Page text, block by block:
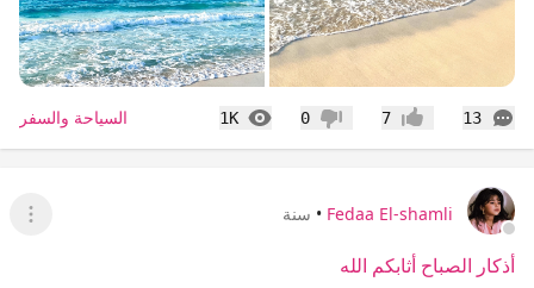
13
التعليقات إعجاب 7 عدم إعجاب
0
1K
المشاهدات السياحة والسفر
Fedaa El-shamli
• سنة
عرض
أذكار الصباح أثابكم الله